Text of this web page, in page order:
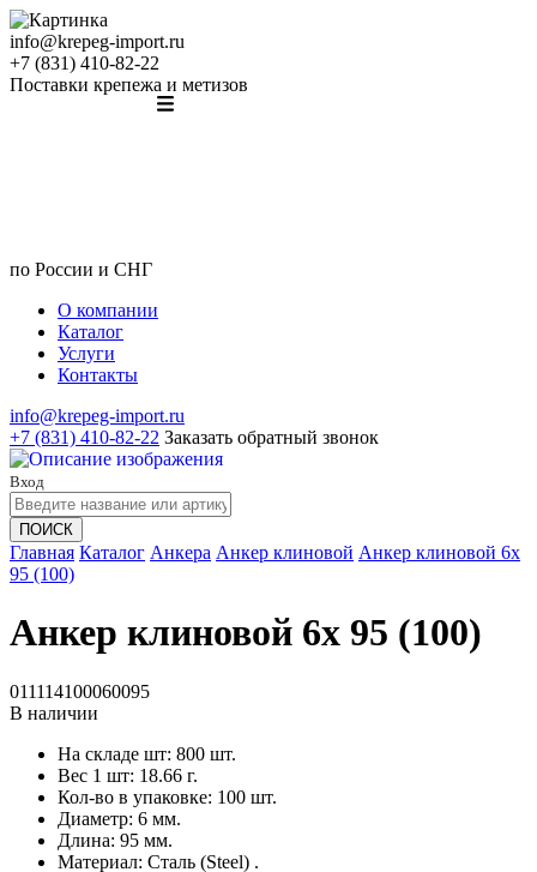
info@krepeg-import.ru
+7 (831) 410-82-22
Поставки крепежа и метизов
по России и СНГ
О компании
Каталог
Услуги
Контакты
info@krepeg-import.ru
+7 (831) 410-82-22 Заказать обратный звонок
Вход
ПОИСК
Главная Каталог Анкера Анкер клиновой Анкер клиновой 6x
95 (100)
Анкер клиновой 6x 95 (100)
011114100060095
В наличии
На складе шт: 800 шт.
Вес 1 шт: 18.66 г.
Кол-во в упаковке: 100 шт.
Диаметр: 6 мм.
Длина: 95 мм.
Материал: Сталь (Steel) .